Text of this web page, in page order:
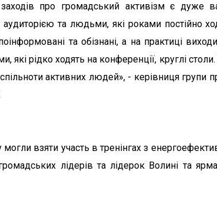
про громадський активізм є дуже
та людьми, які роками постійно
та обізнані, а на практиці
рідко ходять на конференції, круглі
активних людей», - керівниця групи
взяти участь в тренінгах з
лідерів та лідерок Волині та